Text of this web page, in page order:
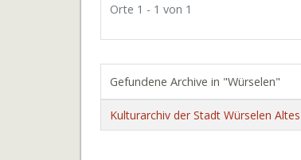
Orte 1 - 1 von 1
Gefundene Archive in "Würselen"
Kulturarchiv der Stadt Würselen